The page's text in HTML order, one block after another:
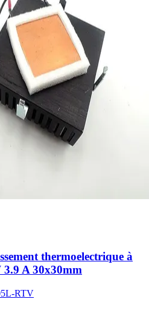
thermoelectrique à
3.9 A 30x30mm
RTV